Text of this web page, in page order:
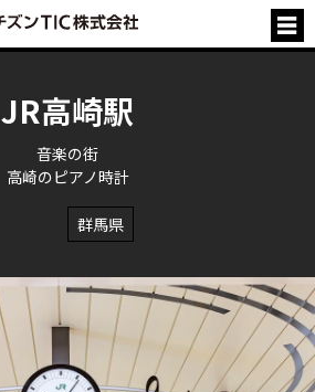
JR高崎駅
音楽の街
高崎のピアノ時計
群馬県